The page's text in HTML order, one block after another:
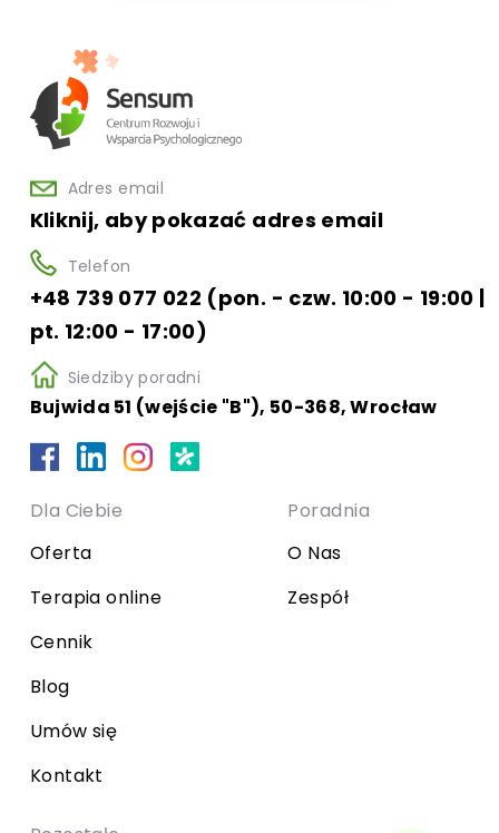
Adres email
Kliknij, aby pokazać adres email
Telefon
+48 739 077 022 (pon. - czw. 10:00 - 19:00 |
pt. 12:00 - 17:00)
Siedziby poradni
Bujwida 51 (wejście "B"), 50-368, Wrocław
Dla Ciebie
Oferta
Terapia online
Cennik
Blog
Umów się
Kontakt
Poradnia
O Nas
Zespół